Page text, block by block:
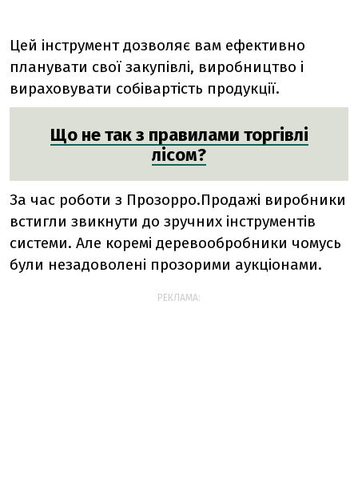
Цей інструмент дозволяє вам ефективно
планувати свої закупівлі, виробництво і
вираховувати собівартість продукції.
Що не так з правилами торгівлі
лісом?
За час роботи з Прозорро.Продажі виробники
встигли звикнути до зручних інструментів
системи. Але коремі деревообробники чомусь
були незадоволені прозорими аукціонами.
РЕКЛАМА: